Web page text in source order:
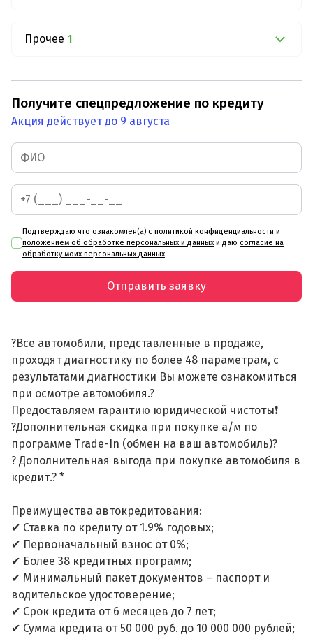
Прочее 1
Получите спецпредложение по кредиту
Акция действует до 9 августа
Подтверждаю что ознакомлен(а) с политикой конфиденциальности и
положением об обработке персональных и данных и даю согласие на
обработку моих персональных данных
Отправить заявку
?Все автомобили, представленные в продаже,
проходят диагностику по более 48 параметрам, с
результатами диагностики Вы можете ознакомиться
при осмотре автомобиля.?
Предоставляем гарантию юридической чистоты❗
?Дополнительная скидка при покупке а/м по
программе Trade-In (обмен на ваш автомобиль)?
? Дополнительная выгода при покупке автомобиля в
кредит.? *
Преимущества автокредитования:
✔ Ставка по кредиту от 1.9% годовых;
✔ Первоначальный взнос от 0%;
✔ Более 38 кредитных программ;
✔ Минимальный пакет документов – паспорт и
водительское удостоверение;
✔ Срок кредита от 6 месяцев до 7 лет;
✔ Сумма кредита от 50 000 руб. до 10 000 000 рублей;